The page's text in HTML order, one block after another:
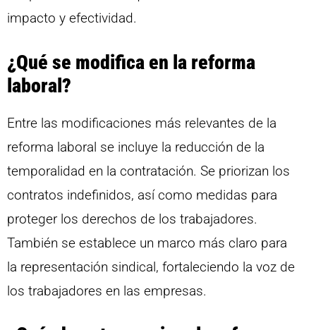
impacto y efectividad.
¿Qué se modifica en la reforma
laboral?
Entre las modificaciones más relevantes de la
reforma laboral se incluye la reducción de la
temporalidad en la contratación. Se priorizan los
contratos indefinidos, así como medidas para
proteger los derechos de los trabajadores.
También se establece un marco más claro para
la representación sindical, fortaleciendo la voz de
los trabajadores en las empresas.